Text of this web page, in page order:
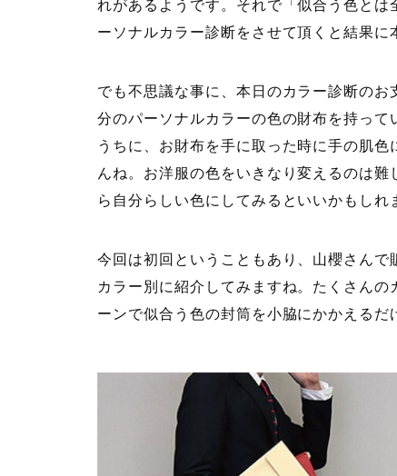
れがあるようです。それで「似合う色と
ーソナルカラー診断をさせて頂くと結果に
でも不思議な事に、本日のカラー診断の
分のパーソナルカラーの色の財布を持っ
うちに、お財布を手に取った時に手の肌
んね。お洋服の色をいきなり変えるのは
ら自分らしい色にしてみるといいかもしれ
今回は初回ということもあり、山櫻さん
カラー別に紹介してみますね。たくさん
ーンで似合う色の封筒を小脇にかかえるだ